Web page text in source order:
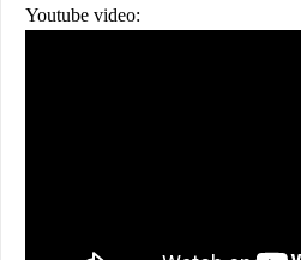
Youtube video: